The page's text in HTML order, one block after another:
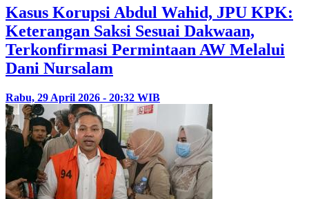
Kasus Korupsi Abdul Wahid, JPU KPK:
Keterangan Saksi Sesuai Dakwaan,
Terkonfirmasi Permintaan AW Melalui
Dani Nursalam
Rabu, 29 April 2026 - 20:32 WIB